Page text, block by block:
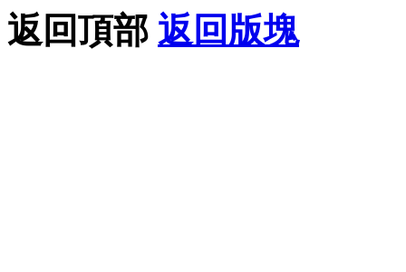
返回頂部 返回版塊